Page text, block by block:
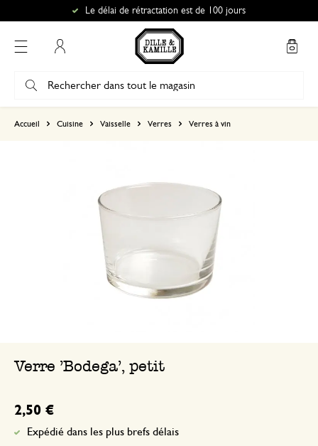
Le délai de rétractation est de 100 jours
Accueil Cuisine Vaisselle Verres Verres à vin
Verre 'Bodega', petit
2,50 €
Expédié dans les plus brefs délais